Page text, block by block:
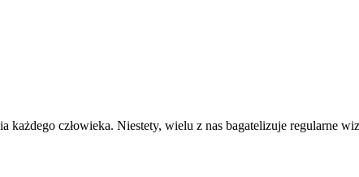
człowieka. Niestety, wielu z nas bagatelizuje regularne